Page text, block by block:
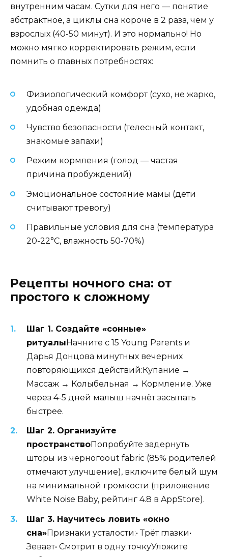
внутренним часам. Сутки для него — понятие
абстрактное, а циклы сна короче в 2 раза, чем у
взрослых (40-50 минут). И это нормально! Но
можно мягко корректировать режим, если
помнить о главных потребностях:
Физиологический комфорт (сухо, не жарко,
удобная одежда)
Чувство безопасности (телесный контакт,
знакомые запахи)
Режим кормления (голод — частая
причина пробуждений)
Эмоциональное состояние мамы (дети
считывают тревогу)
Правильные условия для сна (температура
20-22°C, влажность 50-70%)
Рецепты ночного сна: от
простого к сложному
Шаг 1. Создайте «сонные»
ритуалы Начните с 15 Young Parents и
Дарья Донцова минутных вечерних
повторяющихся действий:Купание →
Массаж → Колыбельная → Кормление. Уже
через 4-5 дней малыш начнёт засыпать
быстрее.
Шаг 2. Организуйте
пространствоПопробуйте задернуть
шторы из чёрногоout fabric (85% родителей
отмечают улучшение), включите белый шум
на минимальной громкости (приложение
White Noise Baby, рейтинг 4.8 в AppStore).
Шаг 3. Научитесь ловить «окно
сна»Признаки усталости:• Трёт глазки•
Зевает• Смотрит в одну точкуУложите